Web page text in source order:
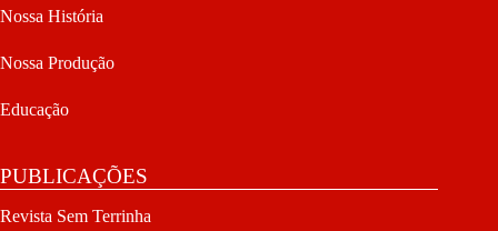
Nossa História
Nossa Produção
Educação
PUBLICAÇÕES
Revista Sem Terrinha